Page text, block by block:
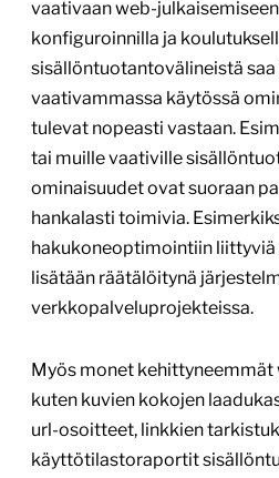
vaativaan web-
konfiguroinnilla ja
sisällöntuotantovälineistä
vaativammassa käytössä
tulevat nopeasti vastaan.
tai muille vaativille
ominaisuudet ovat suoraan
hankalasti toimivia.
hakukoneoptimointiin
lisätään räätälöitynä
verkkopalveluprojekteissa.
Myös monet
kuten kuvien kokojen
url-osoitteet, linkkien
käyttötilastoraportit